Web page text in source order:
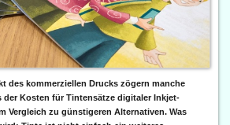
des kommerziellen Drucks zögern manche
der Kosten für Tintensätze digitaler Inkjet-
Vergleich zu günstigeren Alternativen. Was